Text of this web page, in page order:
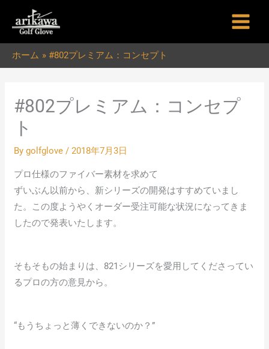
ホーム #802プレミアム：コンセプト
#802プレミアム：コンセプ
ト
Bygolfglove/2018年7月3日
プロ仕様のファイバー素材を求めて
ずいぶん以前から、新シリーズの開発はすすめていまし
た。この度ようやくオーダー受注可能な状況になってきま
したので発表いたします。
そもそもの始まりは、821シリーズを愛用してくださってい
るプロの方の意見から。
“もうちょっと薄くできないのか？”